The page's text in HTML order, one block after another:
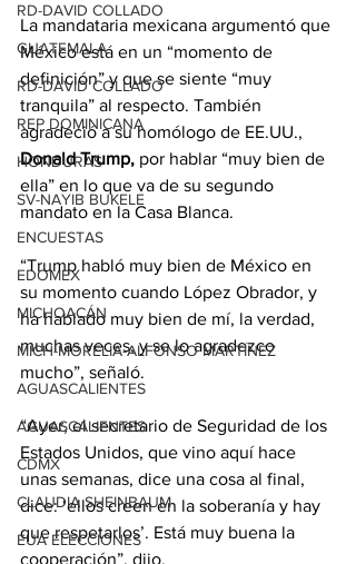
RD-DAVID COLLADO
GUATEMALA
RD-DAVID COLLADO
REP DOMINICANA
HONDURAS
SV-NAYIB BUKELE
ENCUESTAS
EDOMEX
MICHOACÁN
MICH-MORELIA-ALFONSO MARTÍNEZ
AGUASCALIENTES
AGUASCALIENTES
CDMX
CLAUDIA SHEINBAUM
EUA ELECCIONES
La mandataria mexicana argumentó que
México está en un “momento de
definición” y que se siente “muy
tranquila” al respecto. También
agradeció a su homólogo de EE.UU.,
Donald Trump, por hablar “muy bien de
ella” en lo que va de su segundo
mandato en la Casa Blanca.
“Trump habló muy bien de México en
su momento cuando López Obrador, y
ha hablado muy bien de mí, la verdad,
muchas veces, y se lo agradezco
mucho”, señaló.
“Ayer, el secretario de Seguridad de los
Estados Unidos, que vino aquí hace
unas semanas, dice una cosa al final,
dice: ‘ellos creen en la soberanía y hay
que respetarlos’. Está muy buena la
cooperación”, dijo.